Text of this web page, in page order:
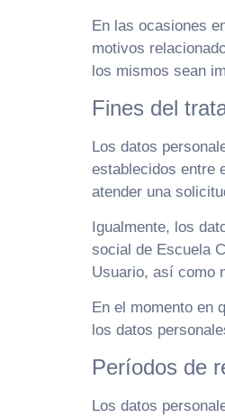
En las ocasiones
motivos
los mismos sean
Fines del
Los datos
establecidos entre
atender una
Igualmente, los
social de Escuela
Usuario, así como
En el momento en
los datos
Períodos de
Los datos